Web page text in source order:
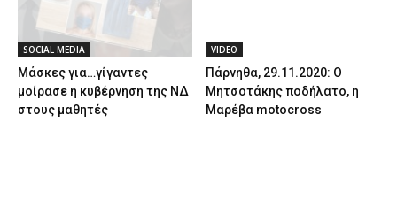
SOCIAL MEDIA
Μάσκες για…γίγαντες
μοίρασε η κυβέρνηση της ΝΔ
στους μαθητές
VIDEO
Πάρνηθα, 29.11.2020: Ο
Μητσοτάκης ποδήλατο, η
Μαρέβα motocross